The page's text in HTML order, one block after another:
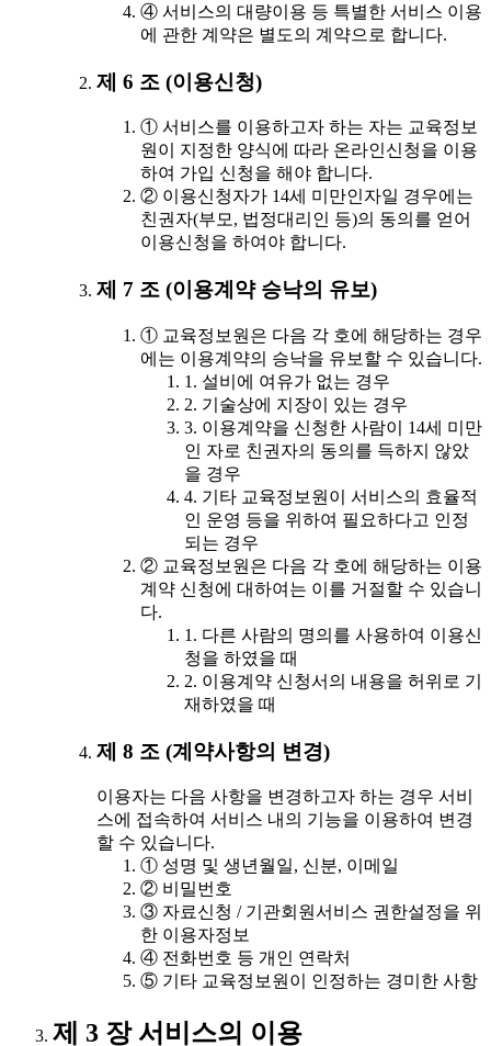
④ 서비스의 대량이용 등 특별한 서비스 이용
에 관한 계약은 별도의 계약으로 합니다.
제 6 조 (이용신청)
① 서비스를 이용하고자 하는 자는 교육정보
원이 지정한 양식에 따라 온라인신청을 이용
하여 가입 신청을 해야 합니다.
② 이용신청자가 14세 미만인자일 경우에는
친권자(부모, 법정대리인 등)의 동의를 얻어
이용신청을 하여야 합니다.
제 7 조 (이용계약 승낙의 유보)
① 교육정보원은 다음 각 호에 해당하는 경우
에는 이용계약의 승낙을 유보할 수 있습니다.
1. 설비에 여유가 없는 경우
2. 기술상에 지장이 있는 경우
3. 이용계약을 신청한 사람이 14세 미만
인 자로 친권자의 동의를 득하지 않았
을 경우
4. 기타 교육정보원이 서비스의 효율적
인 운영 등을 위하여 필요하다고 인정
되는 경우
② 교육정보원은 다음 각 호에 해당하는 이용
계약 신청에 대하여는 이를 거절할 수 있습니
다.
1. 다른 사람의 명의를 사용하여 이용신
청을 하였을 때
2. 이용계약 신청서의 내용을 허위로 기
재하였을 때
제 8 조 (계약사항의 변경)
이용자는 다음 사항을 변경하고자 하는 경우 서비
스에 접속하여 서비스 내의 기능을 이용하여 변경
할 수 있습니다.
① 성명 및 생년월일, 신분, 이메일
② 비밀번호
③ 자료신청 / 기관회원서비스 권한설정을 위
한 이용자정보
④ 전화번호 등 개인 연락처
⑤ 기타 교육정보원이 인정하는 경미한 사항
제 3 장 서비스의 이용